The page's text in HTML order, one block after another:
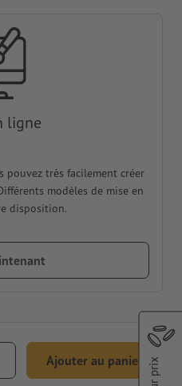
ligne
pouvez très facilement créer
modèles de mise en
disposition.
Ajouter au panier